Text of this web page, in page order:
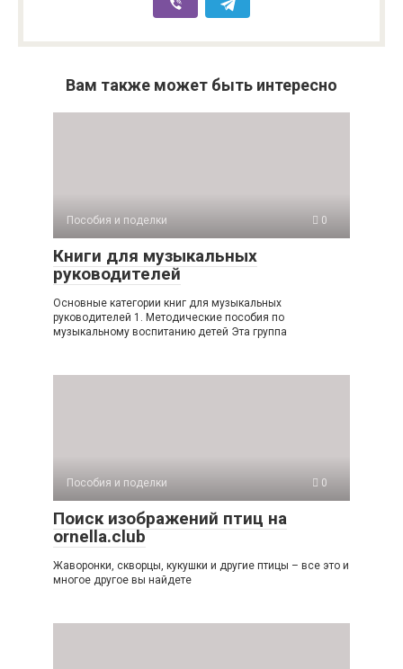
Вам также может быть интересно
Пособия и поделки 0
Книги для музыкальных
руководителей
Основные категории книг для музыкальных
руководителей 1. Методические пособия по
музыкальному воспитанию детей Эта группа
Пособия и поделки 0
Поиск изображений птиц на
ornella.club
Жаворонки, скворцы, кукушки и другие птицы – все это и
многое другое вы найдете